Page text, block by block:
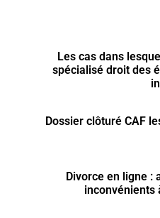
Les cas dans
spécialisé droit des
Dossier clôturé CAF
Divorce en ligne :
inconvénients